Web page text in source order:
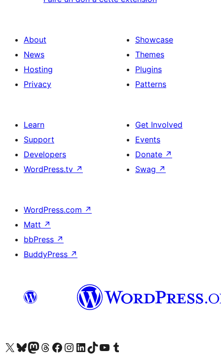
About
News
Hosting
Privacy
Showcase
Themes
Plugins
Patterns
Learn
Support
Developers
WordPress.tv ↗
Get Involved
Events
Donate ↗
Swag ↗
WordPress.com ↗
Matt ↗
bbPress ↗
BuddyPress ↗
Visit our X (formerly Twitter) account
Visit our Bluesky account
Visit our Mastodon account
Visit our Threads account
Visit our Facebook page
Visit our Instagram account
Visit our LinkedIn account
Visit our TikTok account
Visit our YouTube channel
Visit our Tumblr account